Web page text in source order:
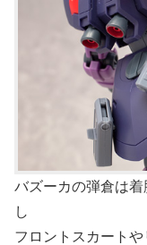
バズーカの弾倉は
し
フロントスカートや